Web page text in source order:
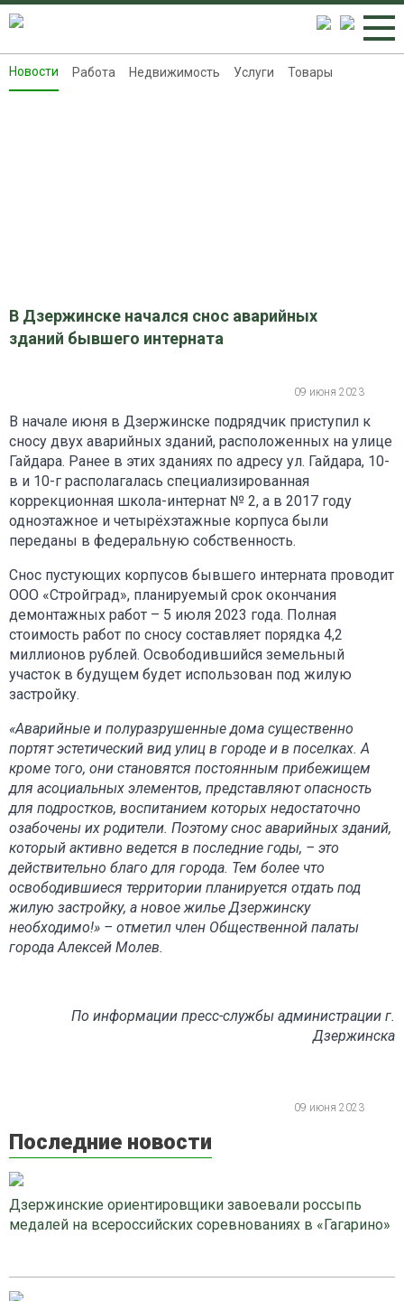
Новости
Новости Работа Недвижимость Услуги Товары
В Дзержинске начался снос аварийных
зданий бывшего интерната
09 июня 2023
В начале июня в Дзержинске подрядчик приступил к
сносу двух аварийных зданий, расположенных на улице
Гайдара. Ранее в этих зданиях по адресу ул. Гайдара, 10-
в и 10-г располагалась специализированная
коррекционная школа-интернат № 2, а в 2017 году
одноэтажное и четырёхэтажные корпуса были
переданы в федеральную собственность.
Снос пустующих корпусов бывшего интерната проводит
ООО «Стройград», планируемый срок окончания
демонтажных работ – 5 июля 2023 года. Полная
стоимость работ по сносу составляет порядка 4,2
миллионов рублей. Освободившийся земельный
участок в будущем будет использован под жилую
застройку.
«Аварийные и полуразрушенные дома существенно
портят эстетический вид улиц в городе и в поселках. А
кроме того, они становятся постоянным прибежищем
для асоциальных элементов, представляют опасность
для подростков, воспитанием которых недостаточно
озабочены их родители. Поэтому снос аварийных зданий,
который активно ведется в последние годы, – это
действительно благо для города. Тем более что
освободившиеся территории планируется отдать под
жилую застройку, а новое жилье Дзержинску
необходимо!» – отметил член Общественной палаты
города Алексей Молев.
По информации пресс-службы администрации г.
Дзержинска
09 июня 2023
Последние новости
Дзержинские ориентировщики завоевали россыпь
медалей на всероссийских соревнованиях в «Гагарино»